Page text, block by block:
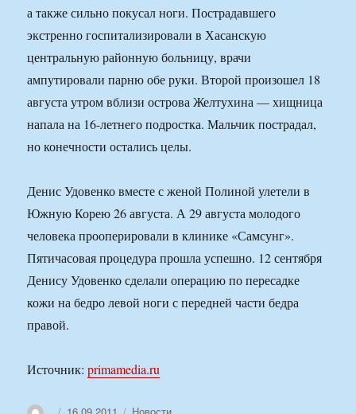
а также сильно покусал ноги. Пострадавшего
экстренно госпитализировали в Хасанскую
центральную районную больницу, врачи
ампутировали парню обе руки. Второй произошел 18
августа утром вблизи острова Желтухина — хищница
напала на 16-летнего подростка. Мальчик пострадал,
но конечности остались целы.
Денис Удовенко вместе с женой Полиной улетели в
Южную Корею 26 августа. А 29 августа молодого
человека прооперировали в клинике «Самсунг».
Пятичасовая процедура прошла успешно. 12 сентября
Денису Удовенко сделали операцию по пересадке
кожи на бедро левой ноги с передней части бедра
правой.
Источник:primamedia.ru
АвторОпубликованоРубрики